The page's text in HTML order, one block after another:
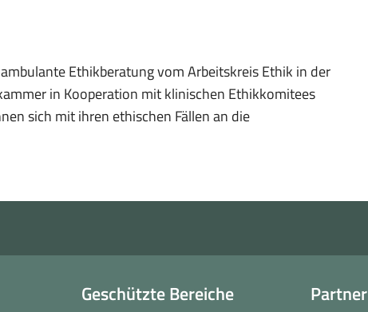
Ethikberatung vom Arbeitskreis Ethik in der
in Kooperation mit klinischen Ethikkomitees
sich mit ihren ethischen Fällen an die
Geschützte Bereiche Partner